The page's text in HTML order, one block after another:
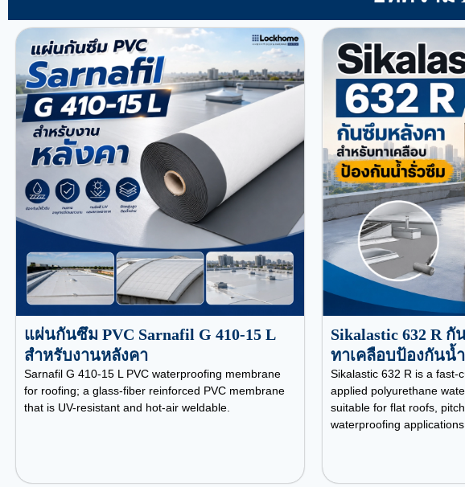
แผ่นกันซึม PVC Sarnafil G 410-15 L
สำหรับงานหลังคา
Sarnafil G 410-15 L PVC waterproofing membrane
for roofing; a glass-fiber reinforced PVC membrane
that is UV-resistant and hot-air weldable.
Sikalastic 632 R
ทาเคลือบป้องกันน้
Sikalastic 632 R is a fast-
applied polyurethane
suitable for flat roofs,
waterproofing applications.